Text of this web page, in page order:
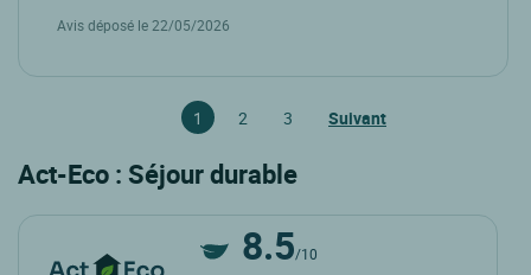
Avis déposé le 22/05/2026
1 2 3 Suivant
Act-Eco : Séjour durable
8.5/10